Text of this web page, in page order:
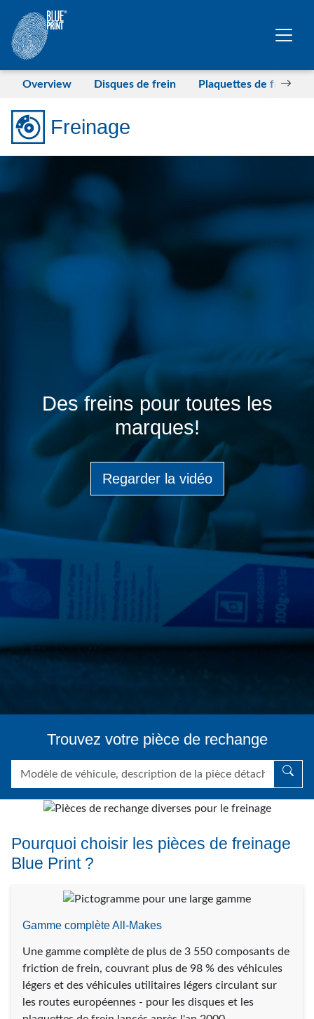
Sauter au contenu principal
Overview Disques de frein Plaquettes de frein
Freinage
Des freins pour toutes les
marques!
Regarder la vidéo
Trouvez votre pièce de rechange
Pourquoi choisir les pièces de freinage
Blue Print ?
Gamme complète All-Makes
Une gamme complète de plus de 3 550 composants de
friction de frein, couvrant plus de 98 % des véhicules
légers et des véhicules utilitaires légers circulant sur
les routes européennes - pour les disques et les